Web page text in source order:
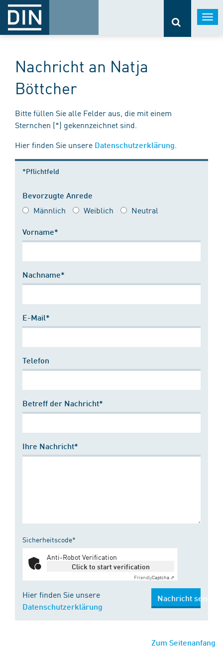
Nachricht an Natja
Böttcher
Bitte füllen Sie alle Felder aus, die mit einem
Sternchen (*) gekennzeichnet sind.
Hier finden Sie unsere Datenschutzerklärung
*Pflichtfeld
Bevorzugte Anrede
Männlich Weiblich Neutral
Vorname*
Nachname*
E-Mail*
Telefon
Betreff der Nachricht*
Ihre Nachricht*
Sicherheitscode*
Anti-Robot Verification
Click to start verification
FriendlyCaptcha ⇗
Hier finden Sie unsere
Datenschutzerklärung
Nachricht senden
Zum Seitenanfang